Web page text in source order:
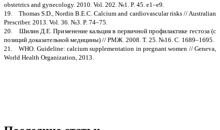
obstetrics and gynecology. 2010. Vol. 202. №1. P. 45. e1–e9.
19. Thomas S.D., Nordin B.E.C. Calcium and cardiovascular risks // Australian
Prescriber. 2013. Vol. 36. №3. P. 74–75.
20. Шилин Д.Е. Применение кальция в первичной профилактике гестоза (с
позиций доказательной медицины) // РМЖ. 2008. Т. 25. №16. С. 1689–1695.
21. WHO. Guideline: calcium supplementation in pregnant women // Geneva,
World Health Organization, 2013.